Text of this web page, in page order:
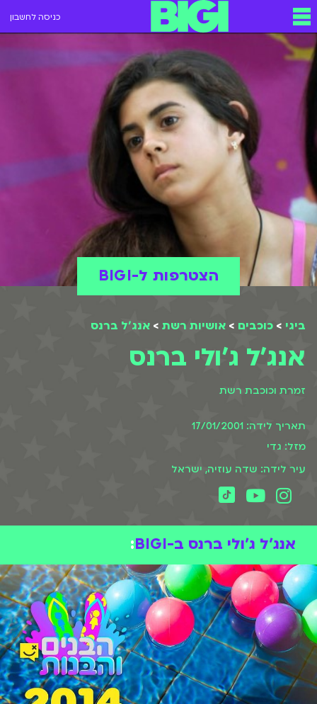
כניסה לחשבון
ביגי > כוכבים > אושיות רשת > אנג'ל ברנס
אנג'ל ג'ולי ברנס
זמרת וכוכבת רשת
תאריך לידה: 17/01/2001
מזל: גדי
עיר לידה: שדה עוזיה, ישראל
הצטרפות ל-BIGI
אנג'ל ג'ולי ברנס ב-BIGI :